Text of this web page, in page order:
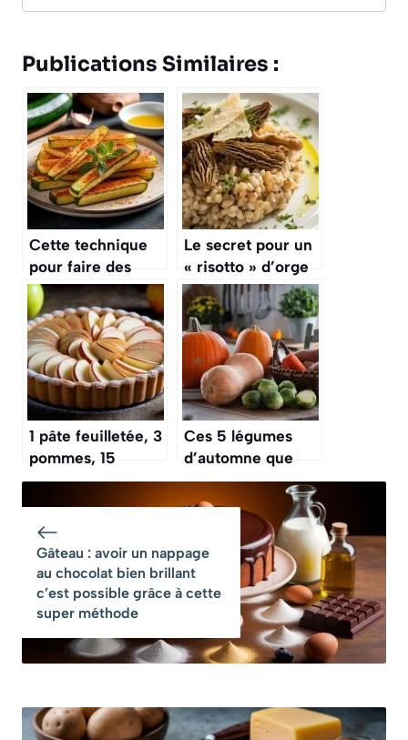
Publications Similaires :
Cette technique
pour faire des
« frites » de
courgettes panées
au four est une
alternative saine
Le secret pour un
« risotto » d’orge
perlé, une
alternative saine
et originale au riz
classique
1 pâte feuilletée, 3
pommes, 15
minutes : le
goûter d’automne
express qui met
tout le monde
d’accord
Ces 5 légumes
d’automne que
vous devriez
cuisiner dès
maintenant pour
un maximum de
goût
Gâteau : avoir un nappage
au chocolat bien brillant
c’est possible grâce à cette
super méthode